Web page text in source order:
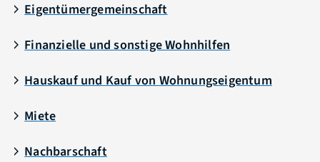
Eigentümergemeinschaft
Finanzielle und sonstige Wohnhilfen
Hauskauf und Kauf von Wohnungseigentum
Miete
Nachbarschaft